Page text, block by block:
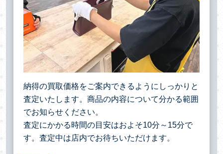
納得の買取価格をご案内できるようにしっかりと
査定いたします。商品の内容について分かる範囲
でお知らせください。
査定にかかる時間の目安はおよそ10分～15分で
す。査定中は店内でお待ちいただけます。